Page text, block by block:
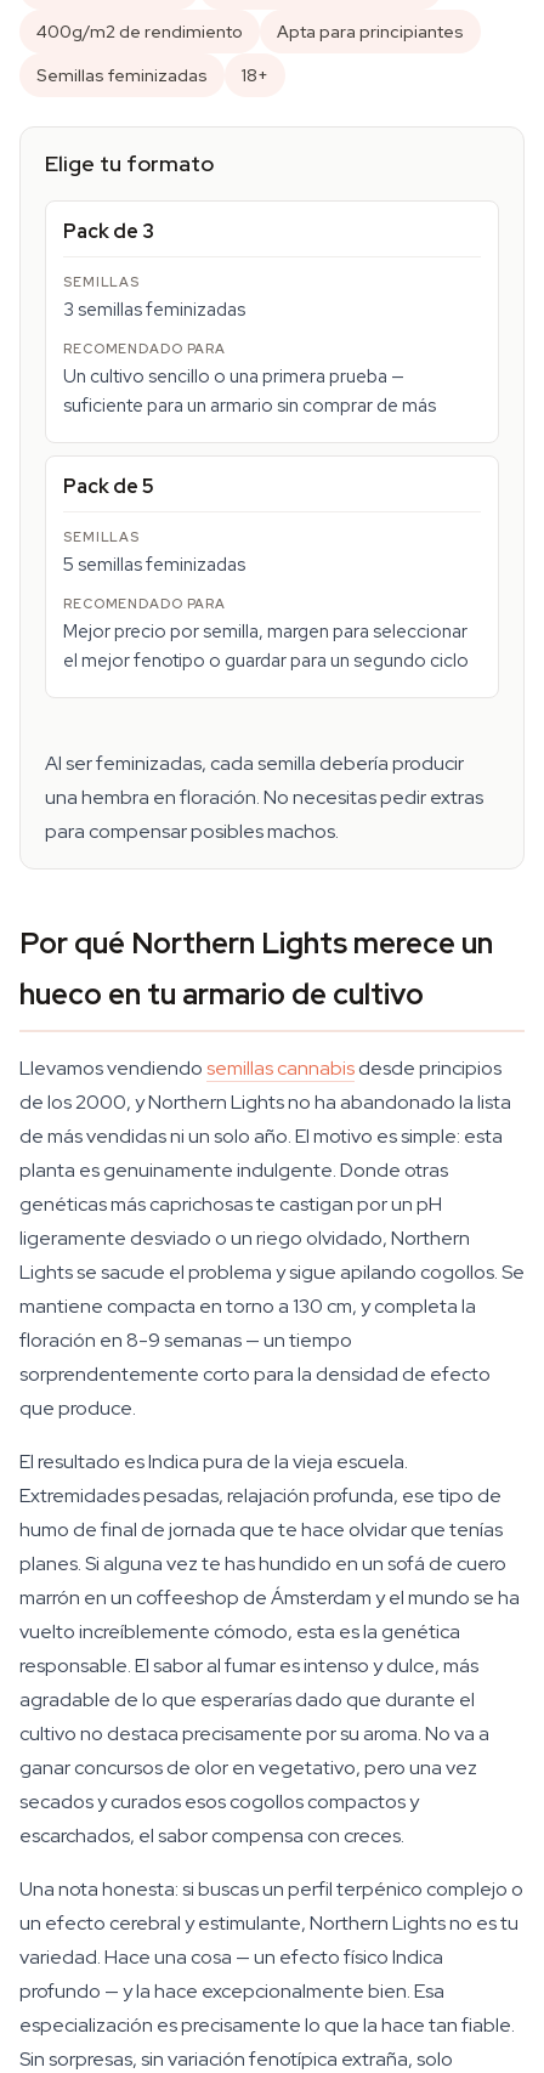
400g/m2 de rendimiento
Apta para principiantes
Semillas feminizadas
18+
Elige tu formato
Pack de 3
3 semillas feminizadas
Un cultivo sencillo o una primera prueba —
suficiente para un armario sin comprar de más
Pack de 5
5 semillas feminizadas
Mejor precio por semilla, margen para seleccionar
el mejor fenotipo o guardar para un segundo ciclo
Al ser feminizadas, cada semilla debería producir
una hembra en floración. No necesitas pedir extras
para compensar posibles machos.
Por qué Northern Lights merece un
hueco en tu armario de cultivo
Llevamos vendiendosemillas cannabisdesde principios
de los 2000, y Northern Lights no ha abandonado la lista
de más vendidas ni un solo año. El motivo es simple: esta
planta es genuinamente indulgente. Donde otras
genéticas más caprichosas te castigan por un pH
ligeramente desviado o un riego olvidado, Northern
Lights se sacude el problema y sigue apilando cogollos. Se
mantiene compacta en torno a 130 cm, y completa la
floración en 8-9 semanas — un tiempo
sorprendentemente corto para la densidad de efecto
que produce.
El resultado es Indica pura de la vieja escuela.
Extremidades pesadas, relajación profunda, ese tipo de
humo de final de jornada que te hace olvidar que tenías
planes. Si alguna vez te has hundido en un sofá de cuero
marrón en un coffeeshop de Ámsterdam y el mundo se ha
vuelto increíblemente cómodo, esta es la genética
responsable. El sabor al fumar es intenso y dulce, más
agradable de lo que esperarías dado que durante el
cultivo no destaca precisamente por su aroma. No va a
ganar concursos de olor en vegetativo, pero una vez
secados y curados esos cogollos compactos y
escarchados, el sabor compensa con creces.
Una nota honesta: si buscas un perfil terpénico complejo o
un efecto cerebral y estimulante, Northern Lights no es tu
variedad. Hace una cosa — un efecto físico Indica
profundo — y la hace excepcionalmente bien. Esa
especialización es precisamente lo que la hace tan fiable.
Sin sorpresas, sin variación fenotípica extraña, solo